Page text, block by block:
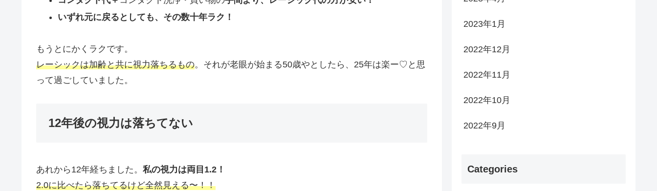
いずれ元に戻るとしても、その数十年ラク！
もうとにかくラクです。
レーシックは加齢と共に視力落ちるもの。それが老眼が始まる50歳やとしたら、25年は楽ー♡と思
って過ごしていました。
12年後の視力は落ちてない
あれから12年経ちました。 私の視力は両目1.2！
2.0に比べたら落ちてるけど全然見える〜！！
2023年1月
2022年12月
2022年11月
2022年10月
2022年9月
Categories